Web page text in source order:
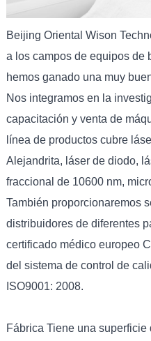
Beijing Oriental Wison
a los campos de equipos de
hemos ganado una muy
Nos integramos en la
capacitación y venta de
línea de productos cubre
Alejandrita, láser de diodo,
fraccional de 10600 nm,
También proporcionaremos
distribuidores de diferentes
certificado médico europeo
del sistema de control de
ISO9001: 2008.
Fábrica Tiene una